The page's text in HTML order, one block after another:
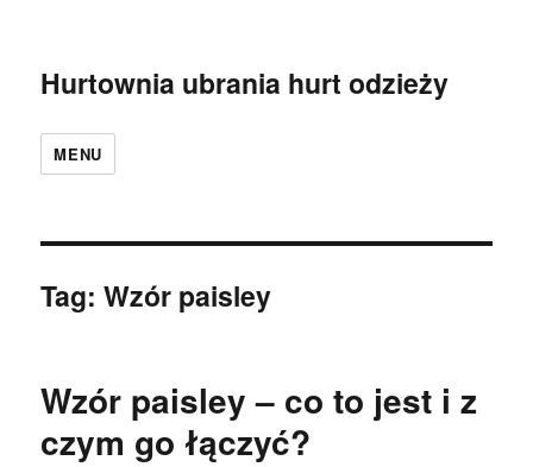
Hurtownia ubrania hurt odzieży
MENU
Tag:Wzór paisley
Wzór paisley – co to jest i z
czym go łączyć?